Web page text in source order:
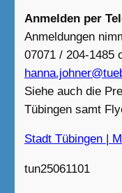
Anmelden per
Anmeldungen
07071 / 204-1485
Siehe auch die
Tübingen samt
Stadt Tübingen |
tun25061101